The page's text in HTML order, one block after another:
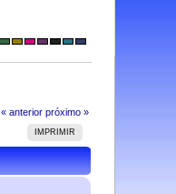
« anterior próximo »
IMPRIMIR